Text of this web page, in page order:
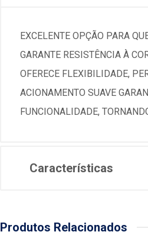
EXCELENTE OPÇÃO PARA
GARANTE RESISTÊNCIA À
OFERECE FLEXIBILIDADE,
ACIONAMENTO SUAVE
FUNCIONALIDADE,
Características
Produtos Relacionados